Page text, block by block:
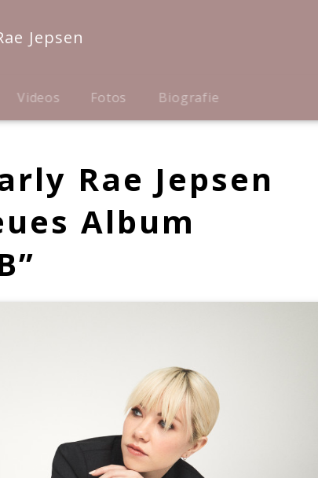
Jepsen
Videos Fotos Biografie
Rae Jepsen
Album